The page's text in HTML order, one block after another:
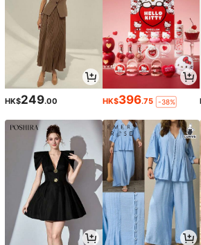
HK$249.00 HK$396.75 -38%